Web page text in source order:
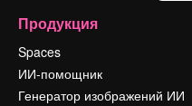
Продукция
Spaces
ИИ-помощник
Генератор изображений ИИ